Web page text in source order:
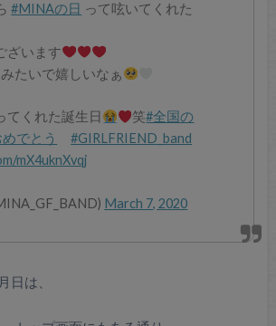
#MINAの日 って呟いてくれた
ざいます
たいで嬉しいなぁ
てくれた誕生日 笑#全国の
でとう
#GIRLFRIEND_band
mX4uknXvqj
March 7, 2020
日は、